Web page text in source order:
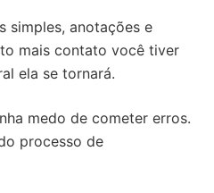
simples, anotações e
mais contato você tiver
ela se tornará.
medo de cometer erros.
processo de